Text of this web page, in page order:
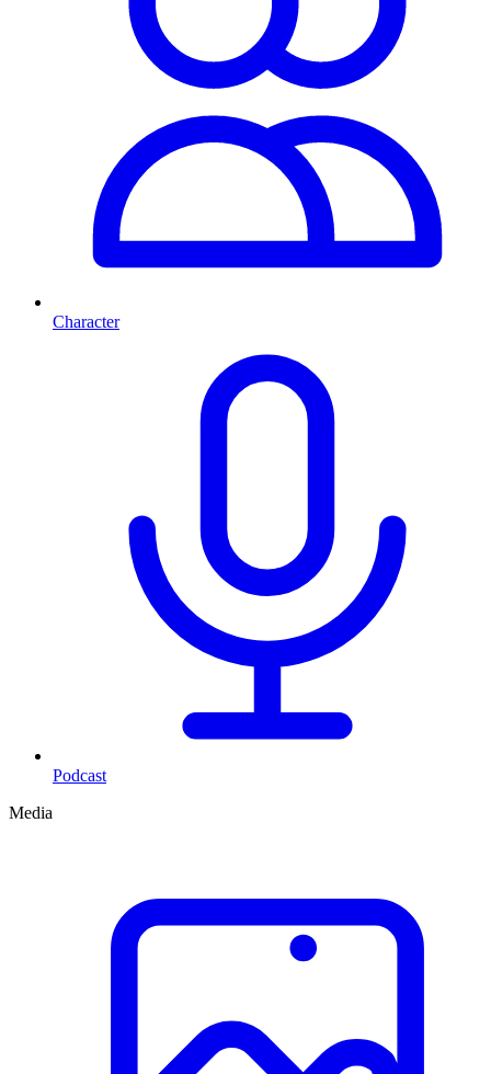
Character
Podcast
Media